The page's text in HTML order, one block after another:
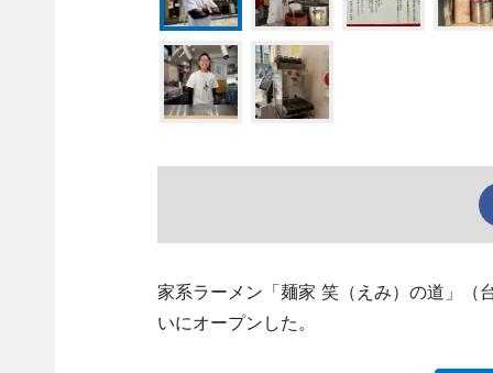
家系ラーメン「麺家 笑（えみ）の道」（
いにオープンした。